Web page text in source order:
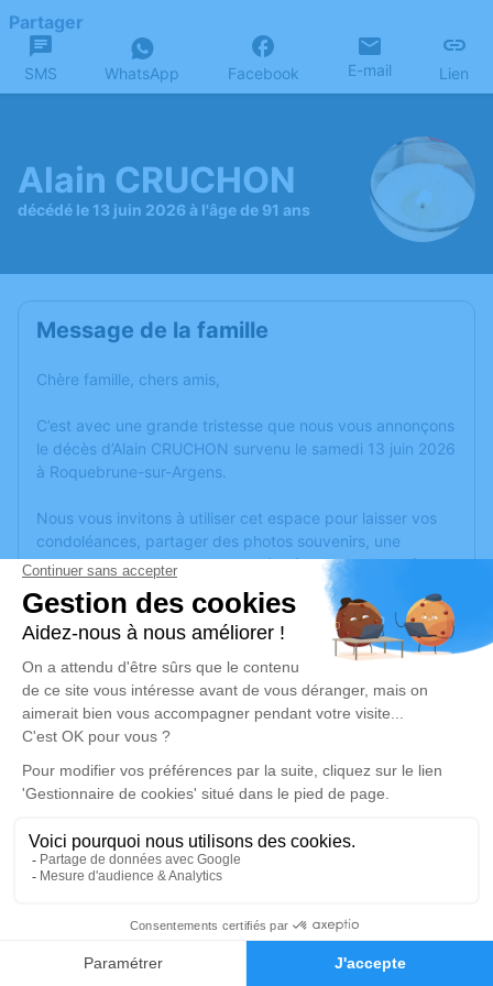
Faire-part Hommages
Partager
SMS WhatsApp Facebook E-mail Lien
Alain CRUCHON
décédé le 13 juin 2026 à l'âge de 91 ans
Message de la famille
Chère famille, chers amis,
C’est avec une grande tristesse que nous vous annonçons
le décès d’Alain CRUCHON survenu le samedi 13 juin 2026
à Roquebrune-sur-Argens.
Nous vous invitons à utiliser cet espace pour laisser vos
condoléances, partager des photos souvenirs, une
anecdote ou exprimer vos pensées à travers des poèmes
ou des textes. Cet endroit est un lieu d'expression dédié à
honorer la mémoire d’Alain CRUCHON.
Un service de plantation d’arbre hommage estdisponible
mardi 23 juin 2026 à 11h00
Cimetière de Roquebrune-sur-Argens
Boulevard Ferdinand Clavel